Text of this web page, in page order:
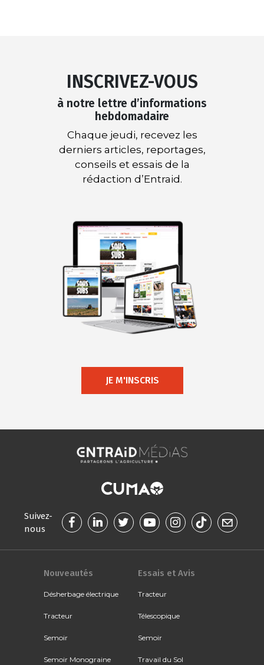
INSCRIVEZ-VOUS
à notre lettre d’informations
hebdomadaire
Chaque jeudi, recevez les
derniers articles, reportages,
conseils et essais de la
rédaction d’Entraid.
JE M'INSCRIS
Suivez-
nous
Nouveautés
Désherbage électrique
Tracteur
Semoir
Semoir Monograine
Essais et Avis
Tracteur
Télescopique
Semoir
Travail du Sol